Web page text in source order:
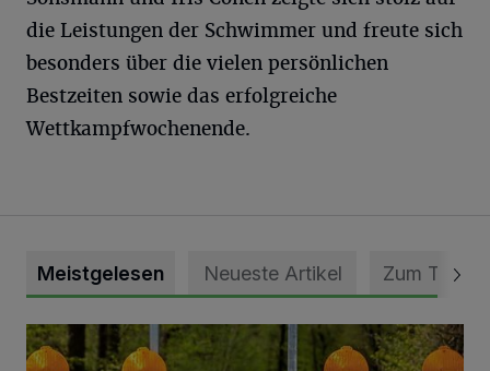
die Leistungen der Schwimmer und freute sich
besonders über die vielen persönlichen
Bestzeiten sowie das erfolgreiche
Wettkampfwochenende.
Meistgelesen Neueste Artikel Zum Thema
Vollsperrung der Talstraße in Grevenbroich-Kapellen